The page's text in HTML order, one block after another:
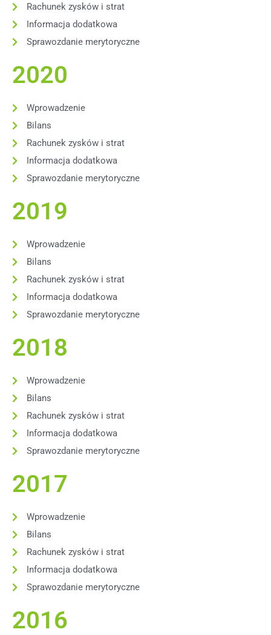
Rachunek zysków i strat
Informacja dodatkowa
Sprawozdanie merytoryczne
2020
Wprowadzenie
Bilans
Rachunek zysków i strat
Informacja dodatkowa
Sprawozdanie merytoryczne
2019
Wprowadzenie
Bilans
Rachunek zysków i strat
Informacja dodatkowa
Sprawozdanie merytoryczne
2018
Wprowadzenie
Bilans
Rachunek zysków i strat
Informacja dodatkowa
Sprawozdanie merytoryczne
2017
Wprowadzenie
Bilans
Rachunek zysków i strat
Informacja dodatkowa
Sprawozdanie merytoryczne
2016